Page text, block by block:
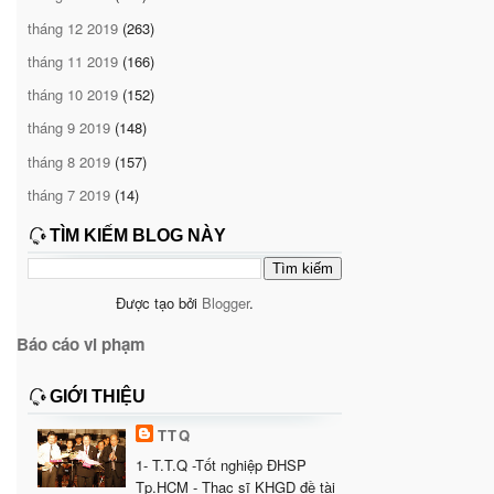
tháng 12 2019 (263)
tháng 11 2019 (166)
tháng 10 2019 (152)
tháng 9 2019 (148)
tháng 8 2019 (157)
tháng 7 2019 (14)
TÌM KIẾM BLOG NÀY
Được tạo bởi Blogger.
Báo cáo vi phạm
GIỚI THIỆU
TTQ
1- T.T.Q -Tốt nghiệp ĐHSP
Tp.HCM - Thạc sĩ KHGD đề tài